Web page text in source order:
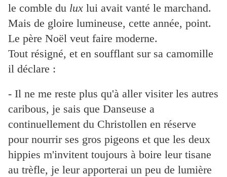
le comble du lux lui avait vanté le marchand.
Mais de gloire lumineuse, cette année, point.
Le père Noël veut faire moderne.
Tout résigné, et en soufflant sur sa camomille
il déclare :
- Il ne me reste plus qu'à aller visiter les autres
caribous, je sais que Danseuse a
continuellement du Christollen en réserve
pour nourrir ses gros pigeons et que les deux
hippies m'invitent toujours à boire leur tisane
au trèfle, je leur apporterai un peu de lumière